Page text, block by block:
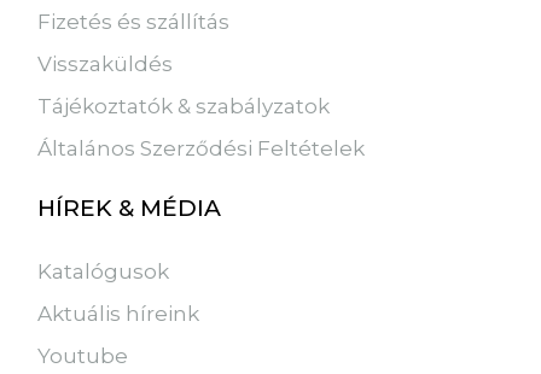
Fizetés és szállítás
Visszaküldés
Tájékoztatók & szabályzatok
Általános Szerződési Feltételek
HÍREK & MÉDIA
Katalógusok
Aktuális híreink
Youtube